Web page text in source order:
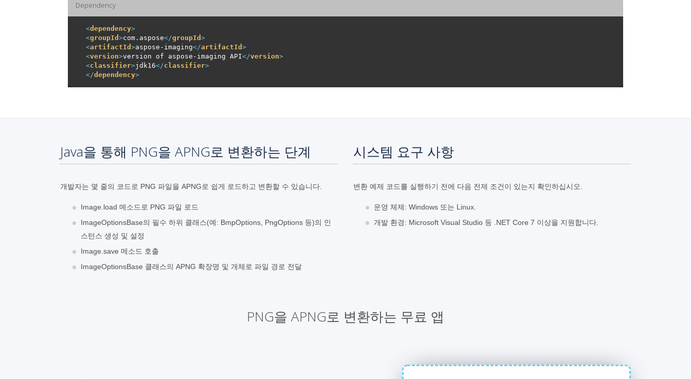
Dependency
<dependency>
<groupId >com.aspose</groupId >
<artifactId >aspose-imaging</artifactId >
<version>version of aspose-imaging API</version>
<classifier>jdk16</classifier>
</dependency>
Java을 통해 PNG을 APNG로 변환하는 단계
개발자는 몇 줄의 코드로 PNG 파일을 APNG로 쉽게 로드하고 변환할 수 있습니다.
Image.load 메소드로 PNG 파일 로드
ImageOptionsBase의 필수 하위 클래스(예: BmpOptions, PngOptions 등)의 인
스턴스 생성 및 설정
Image.save 메소드 호출
ImageOptionsBase 클래스의 APNG 확장명 및 개체로 파일 경로 전달
시스템 요구 사항
변환 예제 코드를 실행하기 전에 다음 전제 조건이 있는지 확인하십시오.
운영 체제: Windows 또는 Linux.
개발 환경: Microsoft Visual Studio 등 .NET Core 7 이상을 지원합니다.
PNG을 APNG로 변환하는 무료 앱